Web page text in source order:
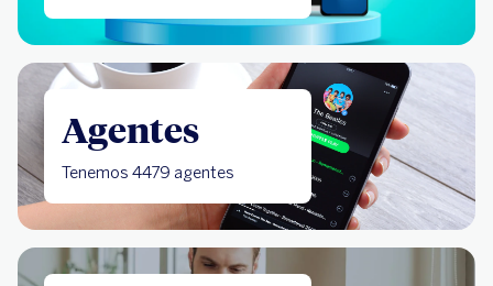
Agentes
Tenemos 4479 agentes